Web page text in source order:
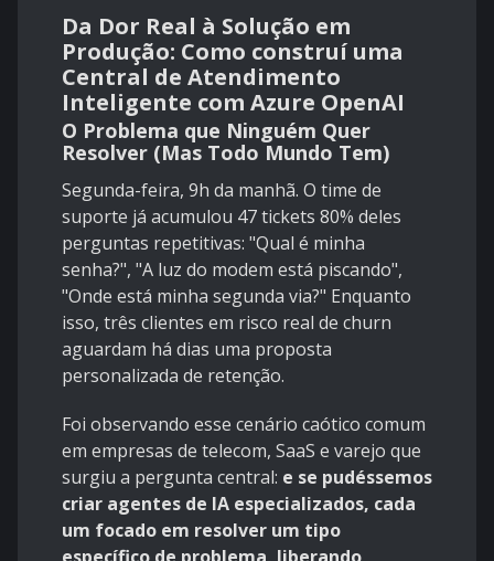
Da Dor Real à Solução em
Produção: Como construí uma
Central de Atendimento
Inteligente com Azure OpenAI
O Problema que Ninguém Quer
Resolver (Mas Todo Mundo Tem)
Segunda-feira, 9h da manhã. O time de
suporte já acumulou 47 tickets 80% deles
perguntas repetitivas: "Qual é minha
senha?", "A luz do modem está piscando",
"Onde está minha segunda via?" Enquanto
isso, três clientes em risco real de churn
aguardam há dias uma proposta
personalizada de retenção.
Foi observando esse cenário caótico comum
em empresas de telecom, SaaS e varejo que
surgiu a pergunta central: e se pudéssemos
criar agentes de IA especializados, cada
um focado em resolver um tipo